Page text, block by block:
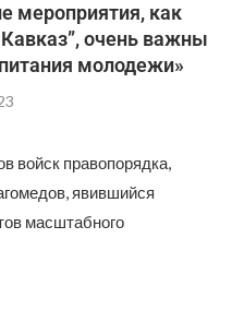
мероприятия, как
очень важны
молодежи»
войск правопорядка,
явившийся
масштабного